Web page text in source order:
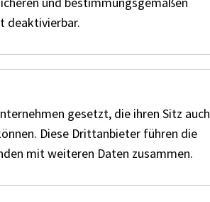
deaktivierbar.
gesetzt, die ihren Sitz auch
Diese Drittanbieter führen die
mit weiteren Daten zusammen.